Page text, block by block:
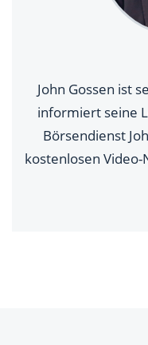
John Gossen ist
informiert seine
Börsendienst
kostenlosen Video-